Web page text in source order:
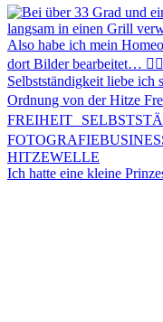
Ich hatte eine kleine